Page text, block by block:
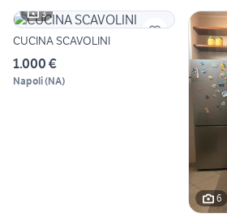
3
CUCINA SCAVOLINI
1.000 €
Napoli(NA)
6